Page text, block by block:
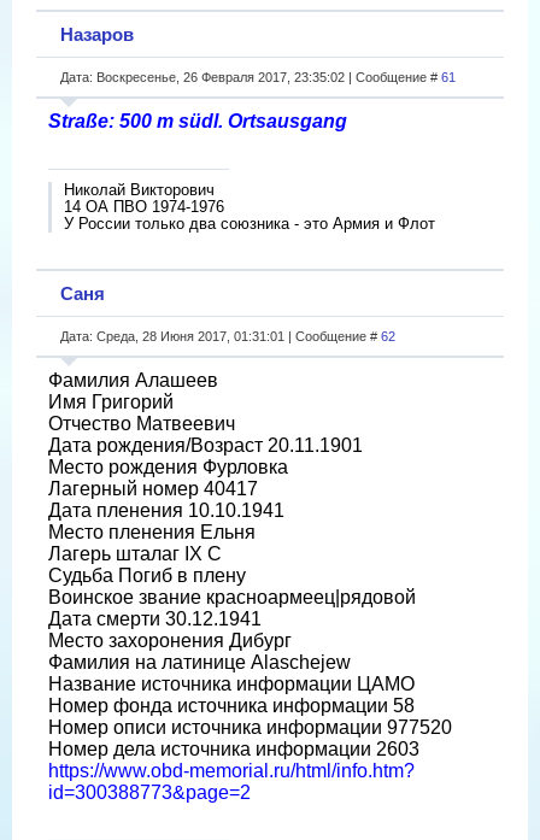
Назаров
Дата: Воскресенье, 26 Февраля 2017, 23:35:02 | Сообщение # 61
Straße: 500 m südl. Ortsausgang
Николай Викторович
14 ОА ПВО 1974-1976
У России только два союзника - это Армия и Флот
Саня
Дата: Среда, 28 Июня 2017, 01:31:01 | Сообщение # 62
Фамилия Алашеев
Имя Григорий
Отчество Матвеевич
Дата рождения/Возраст 20.11.1901
Место рождения Фурловка
Лагерный номер 40417
Дата пленения 10.10.1941
Место пленения Ельня
Лагерь шталаг IX C
Судьба Погиб в плену
Воинское звание красноармеец|рядовой
Дата смерти 30.12.1941
Место захоронения Дибург
Фамилия на латинице Alaschejew
Название источника информации ЦАМО
Номер фонда источника информации 58
Номер описи источника информации 977520
Номер дела источника информации 2603
https://www.obd-memorial.ru/html/info.htm?
id=300388773&page=2